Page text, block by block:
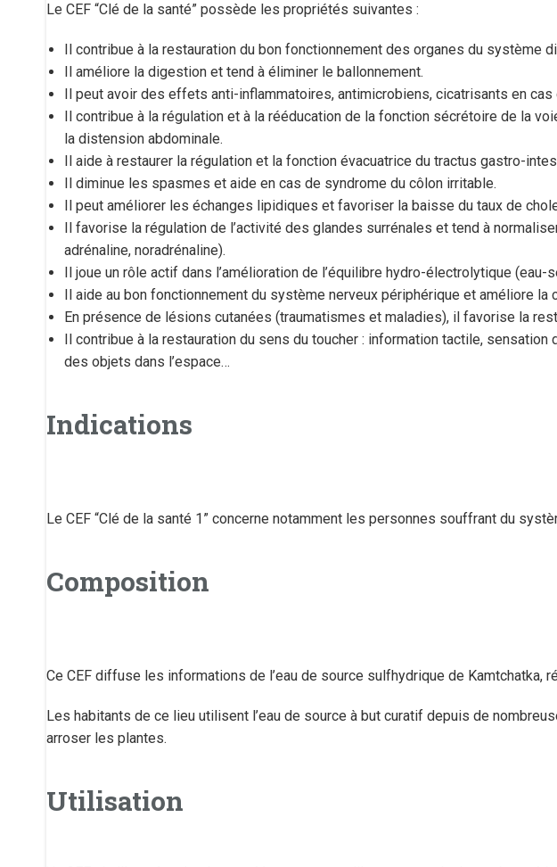
Le CEF “Clé de la santé” possède les propriétés suivantes :
Il contribue à la restauration du bon fonctionnement des organes du système
Il améliore la digestion et tend à éliminer le ballonnement.
Il peut avoir des effets anti-inflammatoires, antimicrobiens, cicatrisants en
Il contribue à la régulation et à la rééducation de la fonction sécrétoire de la
la distension abdominale.
Il aide à restaurer la régulation et la fonction évacuatrice du tractus gastro-
Il diminue les spasmes et aide en cas de syndrome du côlon irritable.
Il peut améliorer les échanges lipidiques et favoriser la baisse du taux de
Il favorise la régulation de l’activité des glandes surrénales et tend à
adrénaline, noradrénaline).
Il joue un rôle actif dans l’amélioration de l’équilibre hydro-électrolytique
Il aide au bon fonctionnement du système nerveux périphérique et améliore la
En présence de lésions cutanées (traumatismes et maladies), il favorise la
Il contribue à la restauration du sens du toucher : information tactile,
des objets dans l’espace…
Indications
Le CEF “Clé de la santé 1” concerne notamment les personnes souffrant du
Composition
Ce CEF diffuse les informations de l’eau de source sulfhydrique de Kamtchatka,
Les habitants de ce lieu utilisent l’eau de source à but curatif depuis de
arroser les plantes.
Utilisation